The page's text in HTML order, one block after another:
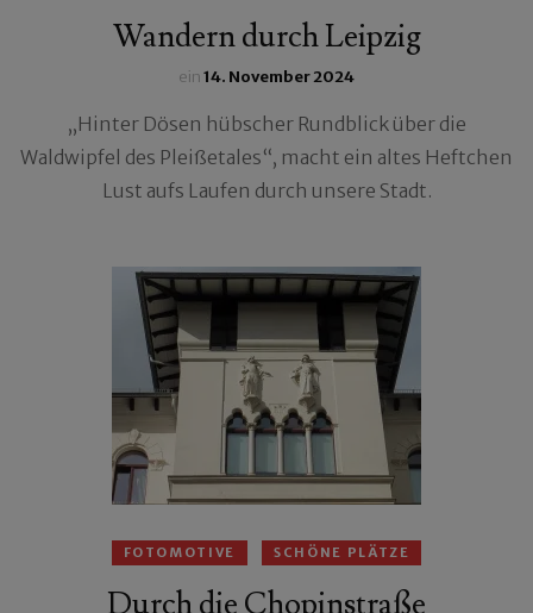
Wandern durch Leipzig
ein14. November 2024
„Hinter Dösen hübscher Rundblick über die
Waldwipfel des Pleißetales“, macht ein altes Heftchen
Lust aufs Laufen durch unsere Stadt.
FOTOMOTIVE SCHÖNE PLÄTZE
Durch die Chopinstraße